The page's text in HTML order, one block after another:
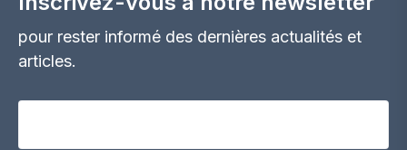
pour rester informé des dernières actualités et
articles.